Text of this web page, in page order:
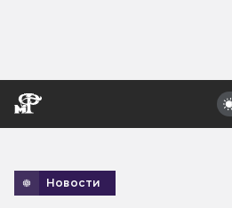
Новости